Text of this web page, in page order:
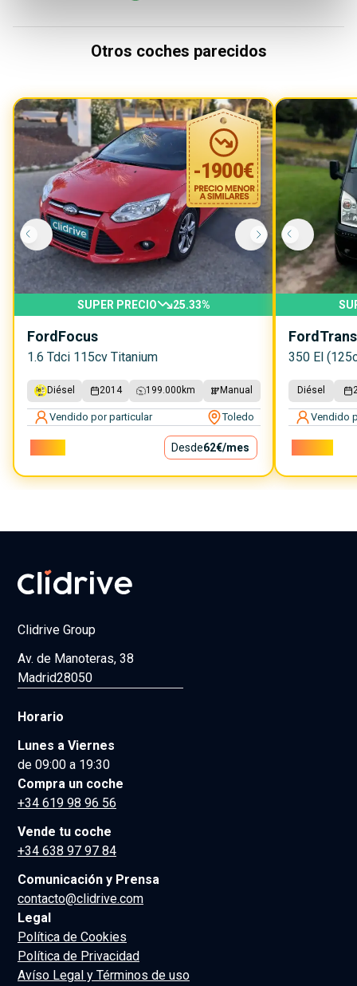
Otros coches parecidos
-1900€
SUPER PRECIO 25.33%
FordFocus
1.6 Tdci 115cv Titanium
Diésel 2014 199.000 km Manual
Vendido por particular Toledo
Desde62€/mes
Ford
350 El
Diésel
Vendido
Clidrive Group
Av. de Manoteras, 38
Madrid28050
Horario
Lunes a Viernes
de 09:00 a 19:30
Compra un coche
+34 619 98 96 56
Vende tu coche
+34 638 97 97 84
Comunicación y Prensa
contacto@clidrive.com
Legal
Política de Cookies
Política de Privacidad
Avíso Legal y Términos de uso